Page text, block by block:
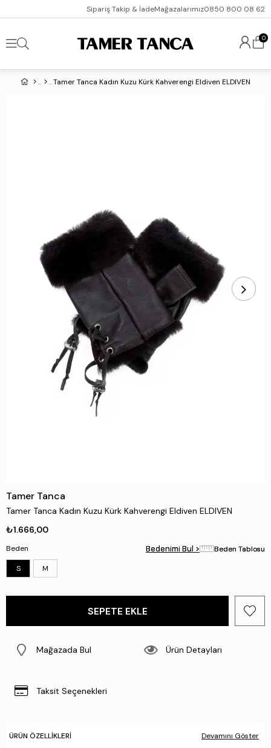
Sipariş Takip & İadeMağazalarımız0850 800 08 62
0
Tamer Tanca Kadın Kuzu Kürk Kahverengi Eldiven ELDIVEN
Tamer Tanca
Tamer Tanca Kadın Kuzu Kürk Kahverengi Eldiven ELDIVEN
₺1.666,00
Beden
S M
Bedenimi Bul > Beden Tablosu
Bedenimi Bul > Beden Tablosu
Mağazada Bul Ürün Detayları
Taksit Seçenekleri
ÜRÜN ÖZELLIKLERI Devamını Göster